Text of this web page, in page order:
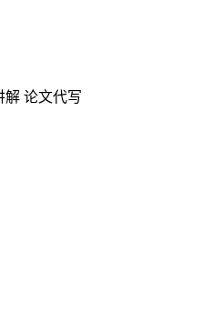
解 论文代写